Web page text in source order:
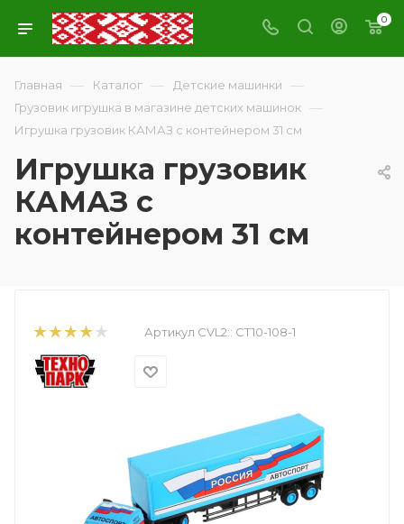
0
Главная — Каталог — Детские машинки —
Грузовик игрушка в магазине детских машинок —
Игрушка грузовик КАМАЗ с контейнером 31 см
Игрушка грузовик
КАМАЗ с
контейнером 31 см
Артикул CVL2:: CT10-108-1